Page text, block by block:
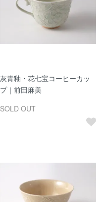
灰青釉・花七宝コーヒーカッ
プ｜前田麻美
SOLD OUT